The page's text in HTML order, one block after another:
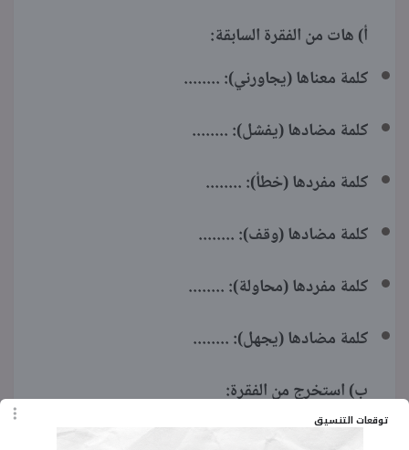
توقعات التنسيق
أ) هات من الفقرة السابقة:
كلمة معناها (يجاورني): ........
كلمة مضادها (يفشل): ........
كلمة مفردها (خطأ): ........
كلمة مضادها (وقف): ........
كلمة مفردها (محاولة): ........
كلمة مضادها (يجهل): ........
ب) استخرج من الفقرة:
فعلًا ماضيًا: ........